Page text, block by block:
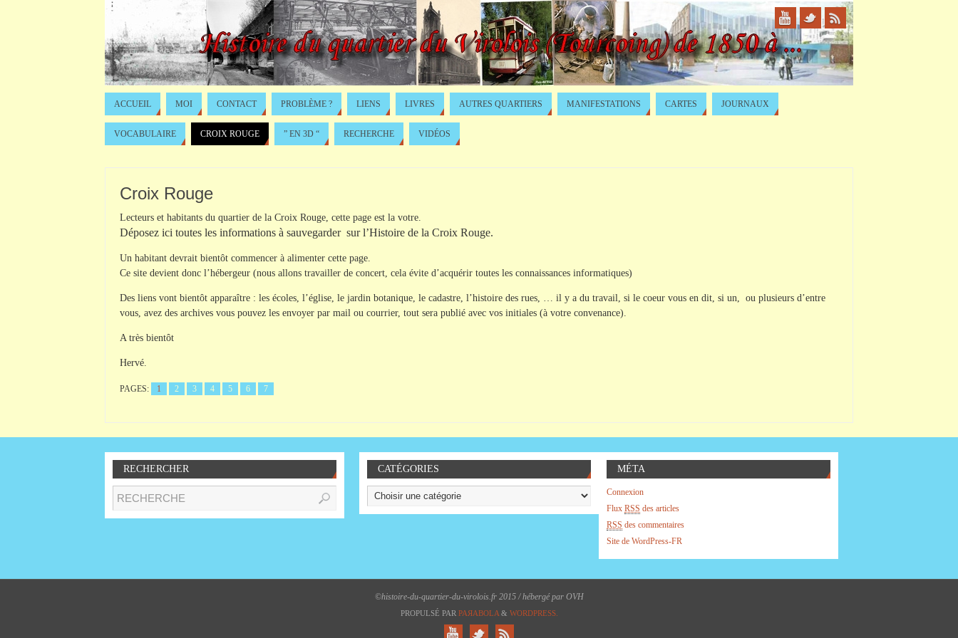
ACCUEIL MOI CONTACT PROBLÈME ? LIENS LIVRES AUTRES QUARTIERS MANIFESTATIONS CARTES JOURNAUX
VOCABULAIRE CROIX ROUGE ” EN 3D “ RECHERCHE VIDÉOS
Croix Rouge
Lecteurs et habitants du quartier de la Croix Rouge, cette page est la votre.
Déposez ici toutes les informations à sauvegarder sur l’Histoire de la Croix Rouge.
Un habitant devrait bientôt commencer à alimenter cette page.
Ce site devient donc l’hébergeur (nous allons travailler de concert, cela évite d’acquérir toutes les connaissances informatiques)
Des liens vont bientôt apparaître : les écoles, l’église, le jardin botanique, le cadastre, l’histoire des rues, … il y a du travail, si le coeur vous en dit, si un, ou plusieurs d’entre
vous, avez des archives vous pouvez les envoyer par mail ou courrier, tout sera publié avec vos initiales (à votre convenance).
A très bientôt
Hervé.
PAGES: 1 2 3 4 5 6 7
RECHERCHER CATÉGORIES MÉTA
Connexion
Flux RSS des articles
RSS des commentaires
Site de WordPress-FR
©histoire-du-quartier-du-virolois.fr 2015 / hébergé par OVH
PROPULSÉ PAR PAЯABOLA& WORDPRESS.